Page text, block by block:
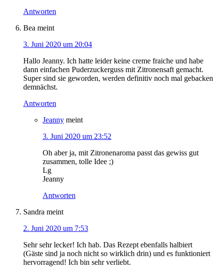
Antworten
Bea meint
3. Juni 2020 um 20:04
Hallo Jeanny. Ich hatte leider keine creme fraiche und habe
dann einfachen Puderzuckerguss mit Zitronensaft gemacht.
Super sind sie geworden, werden definitiv noch mal gebacken
demnächst.
Antworten
Jeanny meint
3. Juni 2020 um 23:52
Oh aber ja, mit Zitronenaroma passt das gewiss gut
zusammen, tolle Idee ;)
Lg
Jeanny
Antworten
Sandra meint
2. Juni 2020 um 7:53
Sehr sehr lecker! Ich hab. Das Rezept ebenfalls halbiert
(Gäste sind ja noch nicht so wirklich drin) und es funktioniert
hervorragend! Ich bin sehr verliebt.